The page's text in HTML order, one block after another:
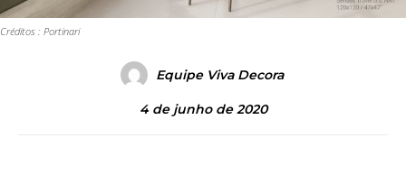
Créditos : Portinari
Equipe Viva Decora
4 de junho de 2020